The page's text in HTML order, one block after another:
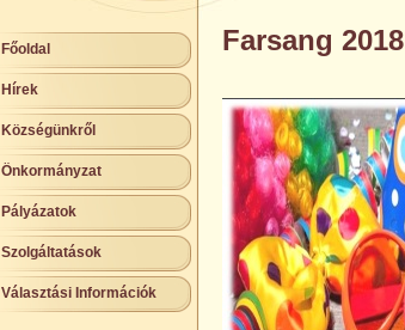
Főoldal
Hírek
Községünkről
Önkormányzat
Pályázatok
Szolgáltatások
Választási Információk
Farsang 2018